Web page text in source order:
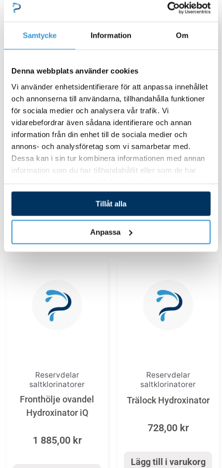
Samtycke Information Om
Denna webbplats använder cookies
Vi använder enhetsidentifierare för att anpassa innehållet
och annonserna till användarna, tillhandahålla funktioner
för sociala medier och analysera vår trafik. Vi
vidarebefordrar även sådana identifierare och annan
information från din enhet till de sociala medier och
annons- och analysföretag som vi samarbetar med.
Dessa kan i sin tur kombinera informationen med annan
information som du har tillhandahållit eller som de har
Tillåt alla
Anpassa
eXO iQ_10
O-ring till union x2 eXO
iQ/Hydroxinator iQ
180,00kr
Lägg till i varukorg
eXO iQ_10
O-ring till cell x2 eXO
iQ/Hydroxinator iQ
85,00kr
Lägg till i varukorg
Reservdelar
saltklorinatorer
Fronthölje ovandel
Hydroxinator iQ
1 885,00 kr
Reservdelar
saltklorinatorer
Trälock Hydroxinator
728,00 kr
Lägg till i varukorg